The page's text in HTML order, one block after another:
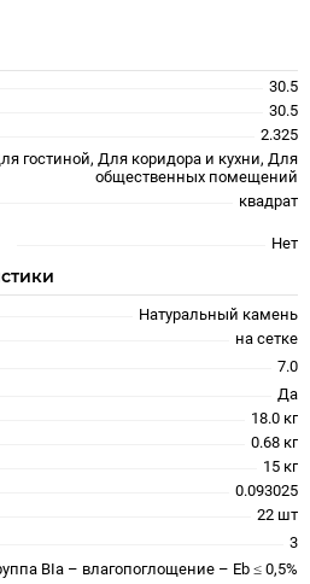
30.5
30.5
2.325
гостиной, Для коридора и кухни, Для
общественных помещений
квадрат
Нет
Натуральный камень
на сетке
7.0
Да
18.0 кг
0.68 кг
15 кг
0.093025
22 шт
3
BIa – влагопоглощение – Eb ≤ 0,5%